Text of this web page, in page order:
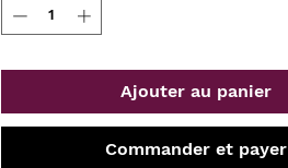
Ajouter au panier
Commander et payer